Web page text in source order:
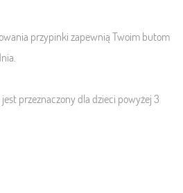
przypinki zapewnią Twoim butom
przeznaczony dla dzieci powyżej 3